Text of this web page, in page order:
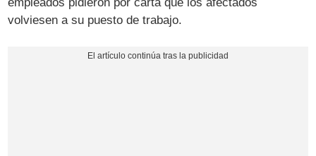
volviesen a su puesto de trabajo.